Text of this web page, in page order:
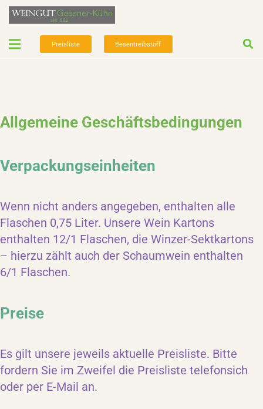
Preisliste Besentreibstoff
Allgemeine Geschäftsbedingungen
Verpackungseinheiten
Wenn nicht anders angegeben, enthalten alle
Flaschen 0,75 Liter. Unsere Wein Kartons
enthalten 12/1 Flaschen, die Winzer-Sektkartons
– hierzu zählt auch der Schaumwein enthalten
6/1 Flaschen.
Preise
Es gilt unsere jeweils aktuelle Preisliste. Bitte
fordern Sie im Zweifel die Preisliste telefonsich
oder per E-Mail an.